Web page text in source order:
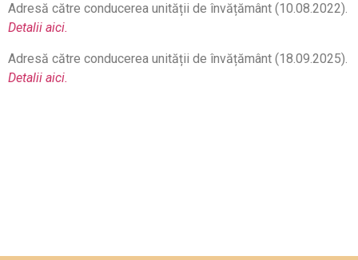
Adresă către conducerea unității de învățământ (10.08.2022).
Detalii aici.
Adresă către conducerea unității de învățământ (18.09.2025).
Detalii aici.